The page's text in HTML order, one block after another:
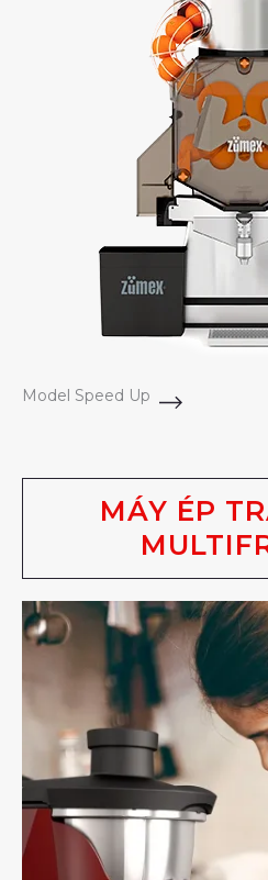
Model Speed Up
MÁY ÉP